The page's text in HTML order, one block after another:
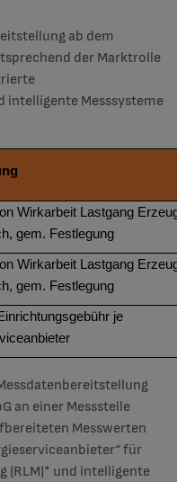
ab dem
der Marktrolle
intelligente Messsysteme
Wirkarbeit Lastgang
gem. Festlegung
Wirkarbeit Lastgang
gem. Festlegung
je
an einer Messstelle
Messwerten
für
(RLM)* und intelligente